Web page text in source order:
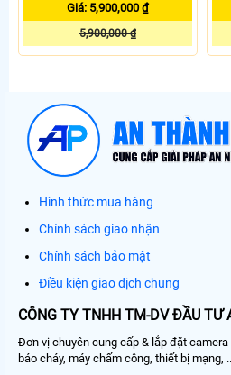
Giá: 5,900,000 ₫
5,900,000 ₫
Hình thức mua hàng
Chính sách giao nhận
Chính sách bảo mật
Điều kiện giao dịch chung
CÔNG TY TNHH TM-DV ĐẦU TƯ
Đơn vị chuyên cung cấp & lắp đặt
báo cháy, máy chấm công, thiết bị mạng,